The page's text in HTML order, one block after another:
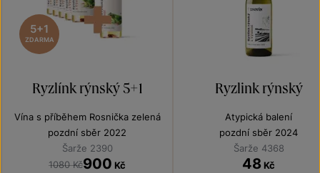
5+1
ZDARMA
Ryzlínk rýnský 5+1
Vína s příběhem Rosnička zelená
pozdní sběr 2022
Šarže 2390
1080 Kč900 Kč
Ryzlink rýnský
Atypická balení
pozdní sběr 2024
Šarže 4368
48 Kč